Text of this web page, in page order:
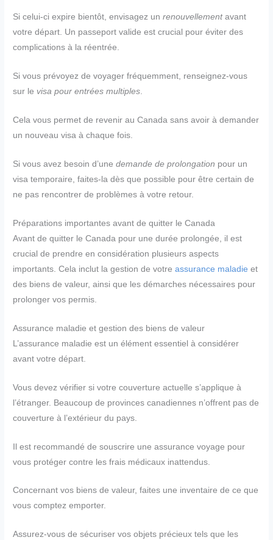
Si celui-ci expire bientôt, envisagez unrenouvellementavant
votre départ. Un passeport valide est crucial pour éviter des
complications à la réentrée.
Si vous prévoyez de voyager fréquemment, renseignez-vous
sur le visa pour entrées multiples.
Cela vous permet de revenir au Canada sans avoir à demander
un nouveau visa à chaque fois.
Si vous avez besoin d’unedemande de prolongation pour un
visa temporaire, faites-la dès que possible pour être certain de
ne pas rencontrer de problèmes à votre retour.
Préparations importantes avant de quitter le Canada
Avant de quitter le Canada pour une durée prolongée, il est
crucial de prendre en considération plusieurs aspects
importants. Cela inclut la gestion de votreassurance maladie et
des biens de valeur, ainsi que les démarches nécessaires pour
prolonger vos permis.
Assurance maladie et gestion des biens de valeur
L’assurance maladie est un élément essentiel à considérer
avant votre départ.
Vous devez vérifier si votre couverture actuelle s’applique à
l’étranger. Beaucoup de provinces canadiennes n’offrent pas de
couverture à l’extérieur du pays.
Il est recommandé de souscrire une assurance voyage pour
vous protéger contre les frais médicaux inattendus.
Concernant vos biens de valeur, faites une inventaire de ce que
vous comptez emporter.
Assurez-vous de sécuriser vos objets précieux tels que les